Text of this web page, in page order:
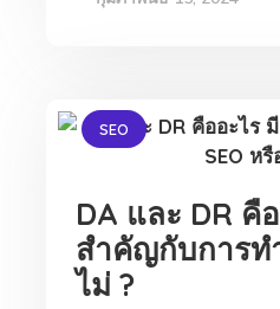
SEO
DA และ DR คื
สำคัญกับการท
ไม่ ?